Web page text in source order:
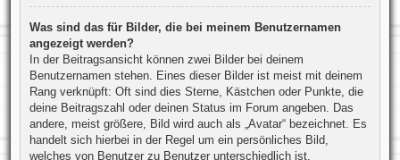
Was sind das für Bilder, die bei meinem Benutzernamen
angezeigt werden?
In der Beitragsansicht können zwei Bilder bei deinem
Benutzernamen stehen. Eines dieser Bilder ist meist mit deinem
Rang verknüpft: Oft sind dies Sterne, Kästchen oder Punkte, die
deine Beitragszahl oder deinen Status im Forum angeben. Das
andere, meist größere, Bild wird auch als „Avatar“ bezeichnet. Es
handelt sich hierbei in der Regel um ein persönliches Bild,
welches von Benutzer zu Benutzer unterschiedlich ist.